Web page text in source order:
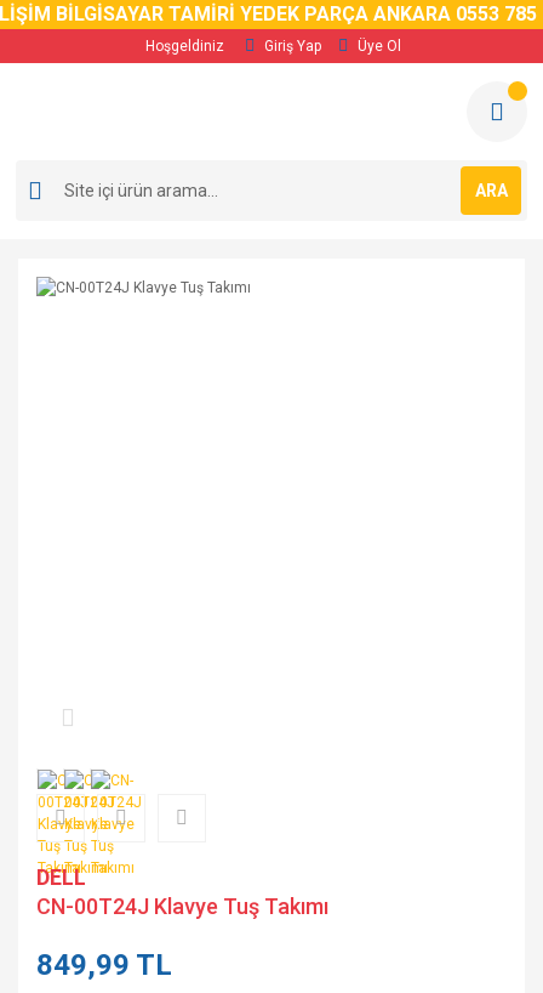
BİLGİSAYAR TAMİRİ YEDEK PARÇA ANKARA 0553 785 02
Hoşgeldiniz Giriş Yap Üye Ol
ARA
DELL
CN-00T24J Klavye Tuş Takımı
849,99 TL